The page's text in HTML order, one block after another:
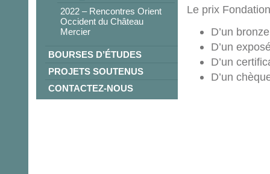
2022 – Rencontres Orient
Occident du Château
Mercier
BOURSES D’ÉTUDES
PROJETS SOUTENUS
CONTACTEZ-NOUS
Le prix
D’un
D’un
D’un
D’un